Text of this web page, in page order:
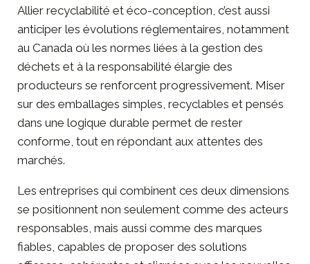
Allier recyclabilité et éco-conception, c’est aussi
anticiper les évolutions réglementaires , notamment
au Canada où les normes liées à la gestion des
déchets et à la responsabilité élargie des
producteurs se renforcent progressivement. Miser
sur des emballages simples, recyclables et pensés
dans une logique durable permet de rester
conforme, tout en répondant aux attentes des
marchés.
Les entreprises qui combinent ces deux dimensions
se positionnent non seulement comme des acteurs
responsables, mais aussi comme des marques
fiables, capables de proposer des solutions